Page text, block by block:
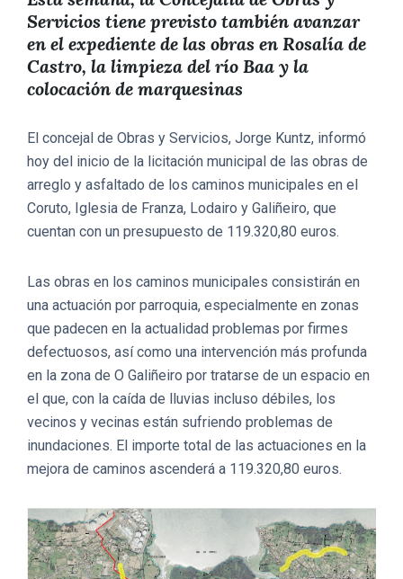
Servicios tiene previsto también avanzar
en el expediente de las obras en Rosalía de
Castro, la limpieza del río Baa y la
colocación de marquesinas
El concejal de Obras y Servicios, Jorge Kuntz, informó
hoy del inicio de la licitación municipal de las obras de
arreglo y asfaltado de los caminos municipales en el
Coruto, Iglesia de Franza, Lodairo y Galiñeiro, que
cuentan con un presupuesto de 119.320,80 euros.
Las obras en los caminos municipales consistirán en
una actuación por parroquia, especialmente en zonas
que padecen en la actualidad problemas por firmes
defectuosos, así como una intervención más profunda
en la zona de O Galiñeiro por tratarse de un espacio en
el que, con la caída de lluvias incluso débiles, los
vecinos y vecinas están sufriendo problemas de
inundaciones. El importe total de las actuaciones en la
mejora de caminos ascenderá a 119.320,80 euros.